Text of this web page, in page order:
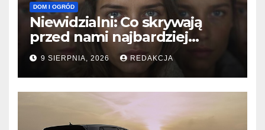
DOM I OGRÓD
Niewidzialni: Co skrywają
przed nami najbardziej
tajemnicze grupy?
9 SIERPNIA, 2026 REDAKCJA